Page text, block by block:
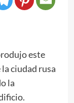
este
ciudad rusa
la